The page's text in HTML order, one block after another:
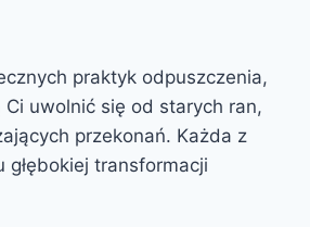
praktyk odpuszczenia,
uwolnić się od starych ran,
przekonań. Każda z
głębokiej transformacji